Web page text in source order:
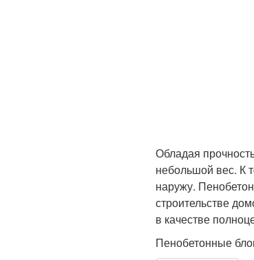
Обладая
небольшой вес. К
наружу.
строительстве
в качестве
Пенобетонные